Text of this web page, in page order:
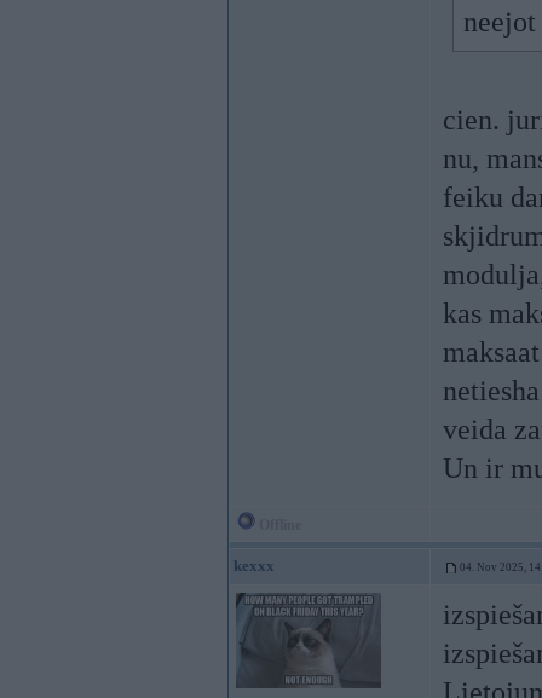
cien.
nu,
feiku
kas
veida
Un ir
kexxx 04. Nov 2025,